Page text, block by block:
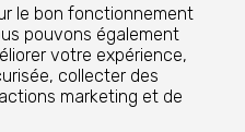
le bon fonctionnement
pouvons également
votre expérience,
collecter des
marketing et de